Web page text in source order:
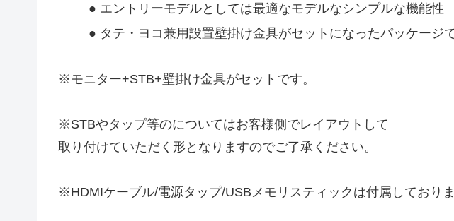
● エントリーモデルとしては最適なモデルなシンプルな機能性
● タテ・ヨコ兼用設置壁掛け金具がセットになったパッケージで
※モニター+STB+壁掛け金具がセットです。
※STBやタップ等のについてはお客様側でレイアウトして
取り付けていただく形となりますのでご了承ください。
※HDMIケーブル/電源タップ/USBメモリスティックは付属しておりま